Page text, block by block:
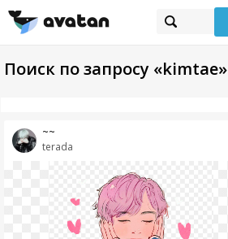
Поиск по запросу «kimtae»
terada
~~